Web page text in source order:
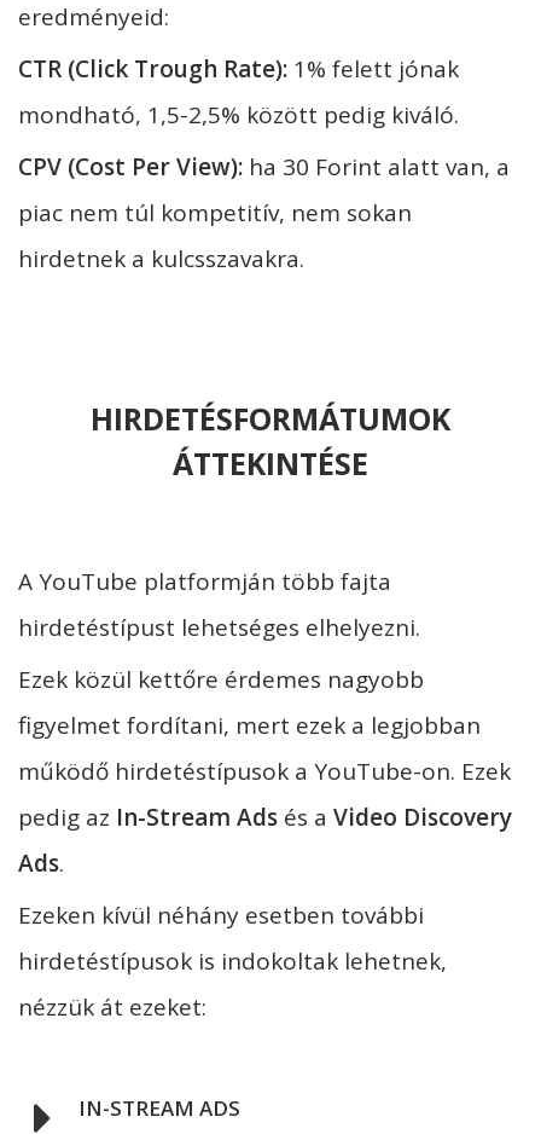
eredményeid:
CTR (Click Trough Rate): 1% felett jónak
mondható, 1,5-2,5% között pedig kiváló.
CPV (Cost Per View): ha 30 Forint alatt van, a
piac nem túl kompetitív, nem sokan
hirdetnek a kulcsszavakra.
HIRDETÉSFORMÁTUMOK
ÁTTEKINTÉSE
A YouTube platformján több fajta
hirdetéstípust lehetséges elhelyezni.
Ezek közül kettőre érdemes nagyobb
figyelmet fordítani, mert ezek a legjobban
működő hirdetéstípusok a YouTube-on. Ezek
pedig az In-Stream Ads és a Video Discovery
Ads.
Ezeken kívül néhány esetben további
hirdetéstípusok is indokoltak lehetnek,
nézzük át ezeket:
IN-STREAM ADS